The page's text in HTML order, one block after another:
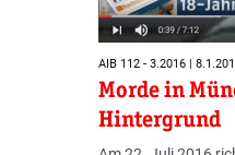
AIB 112 - 3.2016 |
Morde in
Hintergrund